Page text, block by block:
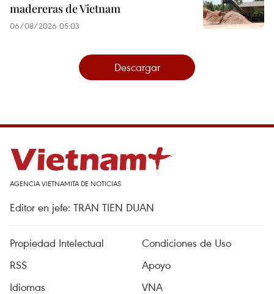
madereras de Vietnam
06/08/2026 05:03
Descargar
AGENCIA VIETNAMITA DE NOTICIAS
Editor en jefe: TRAN TIEN DUAN
Propiedad Intelectual
Condiciones de Uso
RSS
Apoyo
Idiomas
VNA